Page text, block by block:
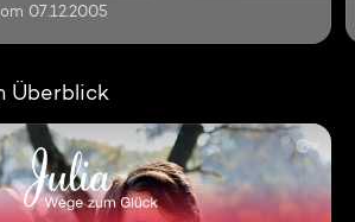
07.12.2005
Überblick